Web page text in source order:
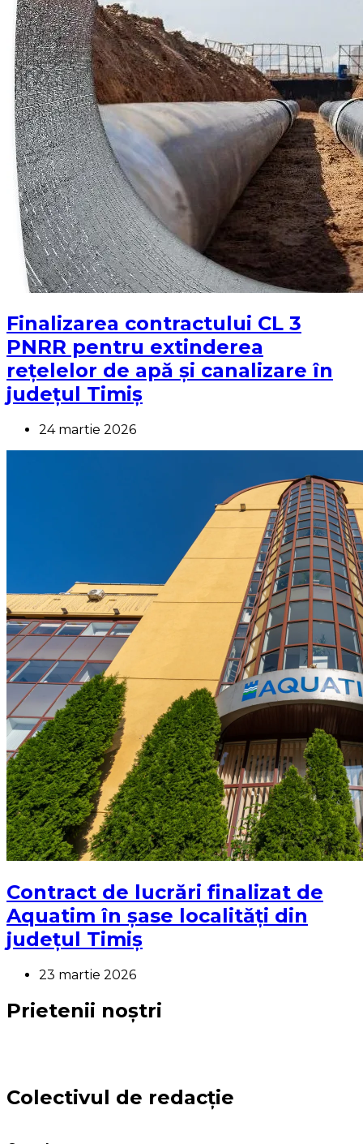
Finalizarea contractului CL 3
PNRR pentru extinderea
rețelelor de apă și canalizare în
județul Timiș
24 martie 2026
Contract de lucrări finalizat de
Aquatim în șase localități din
județul Timiș
23 martie 2026
Prietenii noștri
Colectivul de redacție